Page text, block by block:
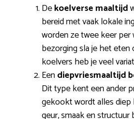
Dekoelverse maaltijd
bereid met vaak lokale
worden ze twee keer
bezorging sla je het
koelvers heb je veel
Eendiepvriesmaaltijd
Dit type kent een ander
gekookt wordt alles diep
geur, smaak en